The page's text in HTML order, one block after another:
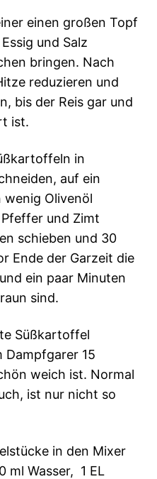
einen großen Topf
und Salz
bringen. Nach
reduzieren und
bis der Reis gar und
ist.
in
auf ein
wenig Olivenöl
und Zimt
schieben und 30
Ende der Garzeit die
ein paar Minuten
sind.
Süßkartoffel
Dampfgarer 15
weich ist. Normal
ist nur nicht so
in den Mixer
ml Wasser, 1 EL